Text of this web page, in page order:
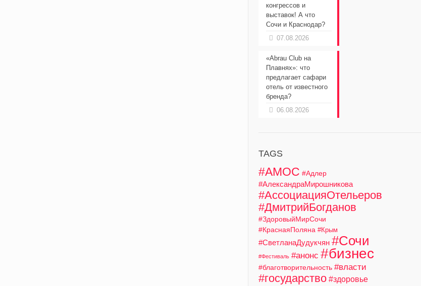
конгрессов и
выставок! А что
Сочи и Краснодар?
07.08.2026
«Abrau Club на
Плавнях»: что
предлагает сафари
отель от известного
бренда?
06.08.2026
TAGS
#АМОС #Адлер
#АлександраМирошникова
#АссоциацияОтельеров
#ДмитрийБогданов
#ЗдоровыйМирСочи
#КраснаяПоляна #Крым
#СветланаДудукчян #Сочи
#Фестиваль #анонс #бизнес
#благотворительность #власти
#государство #здоровье